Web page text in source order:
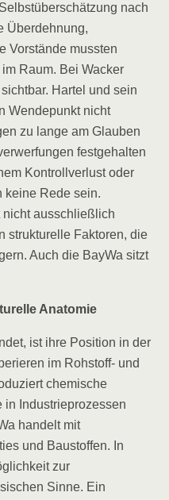
nach
Überdehnung,
Vorstände mussten
Raum. Bei Wacker
Hartel und sein
Wendepunkt nicht
zu lange am Glauben
festgehalten
Kontrollverlust oder
keine Rede sein.
nicht ausschließlich
strukturelle Faktoren, die
Auch die BayWa sitzt
Anatomie
ist ihre Position in der
im Rohstoff- und
chemische
in Industrieprozessen
handelt mit
und Baustoffen. In
zur
Sinne. Ein